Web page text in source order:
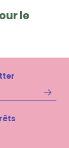
le